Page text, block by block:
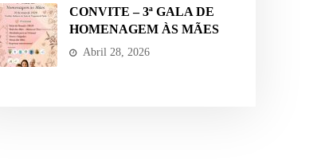
CONVITE – 3ª GALA DE
HOMENAGEM ÀS MÃES
Abril 28, 2026